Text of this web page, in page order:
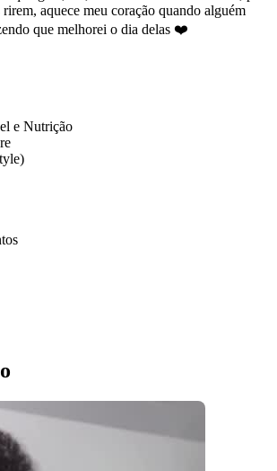
rirem, aquece meu coração quando alguém
que melhorei o dia delas ❤️
e Nutrição